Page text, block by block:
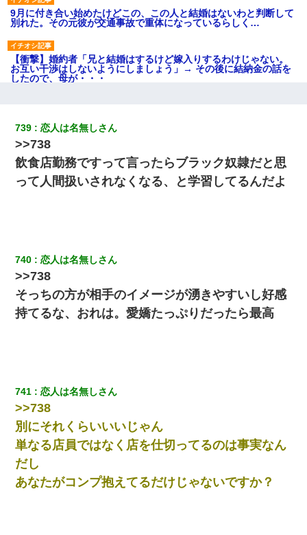
9月に付き合い始めたけどこの、この人と結婚はないわと判断して
別れた。その元彼が交通事故で重体になっているらしく…
【衝撃】婚約者「兄と結婚はするけど嫁入りするわけじゃない。
お互い干渉はしないようにしましょう」→ その後に結納金の話を
したので、母が・・・
感がヤバイ・・・
彼女との行為を録画した結果→衝撃の事実が判明したｗｗｗｗｗ
ｗ
ていき、1時間後に号泣しながら出てきて…
【衝撃】ヤンキー女に「サせて」って言った結果
彼女(美人女医)にネックレスをプレゼント。「こんな安物を渡すく
なかった。妹を抱き締めて「ﾀﾋんじゃうよ」って泣いてたら…
義兄嫁が義実家で「コロナ陽性だったからこのまま療養させて下
さい」と言い出してド修羅場になった
書店「息子さんが万引きしました」私「はっ？(息子目の前にいる
し…)うちの子ではないので迎えに行きません」→息子を名乗って
た人物の正体が判明するも・・・
739 恋人は名無しさん
>>738
飲食店勤務ですって言ったらブラック奴隷だと思
って人間扱いされなくなる、と学習してるんだよ
740 恋人は名無しさん
>>738
そっちの方が相手のイメージが湧きやすいし好感
持てるな、おれは。愛嬌たっぷりだったら最高
741 恋人は名無しさん
>>738
別にそれくらいいいじゃん
単なる店員ではなく店を仕切ってるのは事実なん
だし
あなたがコンプ抱えてるだけじゃないですか？